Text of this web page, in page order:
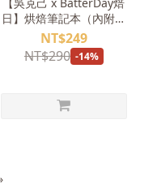
日】烘焙筆記本（內附五
大經典麵包食譜）
NT$249
NT$290 -14%